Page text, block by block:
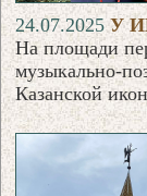
24.07.2025У
На площади
музыкально-
Казанской